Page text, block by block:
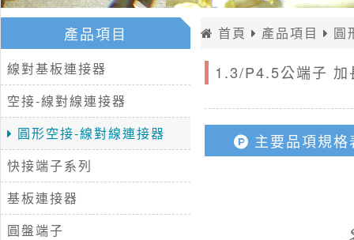
產品項目
線對基板連接器
空接-線對線連接器
圓形空接-線對線連接器
快接端子系列
基板連接器
圓盤端子
首頁 產品項目 圓
1.3/P4.5公端子 加
主要品項規格